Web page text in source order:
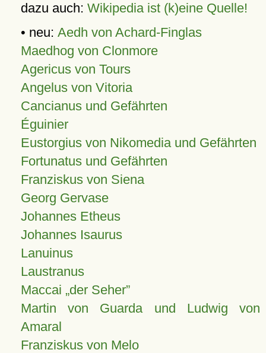
dazu auch: Wikipedia ist (k)eine Quelle!
• neu: Aedh von Achard-Finglas
Maedhog von Clonmore
Agericus von Tours
Angelus von Vitoria
Cancianus und Gefährten
Éguinier
Eustorgius von Nikomedia und Gefährten
Fortunatus und Gefährten
Franziskus von Siena
Georg Gervase
Johannes Etheus
Johannes Isaurus
Lanuinus
Laustranus
Maccai „der Seher”
Martin von Guarda und Ludwig von
Amaral
Franziskus von Melo